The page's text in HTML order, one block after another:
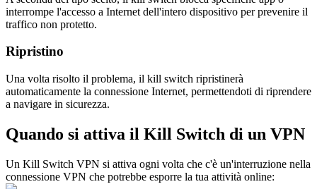
interrompe l'accesso a Internet dell'intero dispositivo per prevenire il
traffico non protetto.
Ripristino
Una volta risolto il problema, il kill switch ripristinerà
automaticamente la connessione Internet, permettendoti di riprendere
a navigare in sicurezza.
Quando si attiva il Kill Switch di un VPN
Un Kill Switch VPN si attiva ogni volta che c'è un'interruzione nella
connessione VPN che potrebbe esporre la tua attività online: